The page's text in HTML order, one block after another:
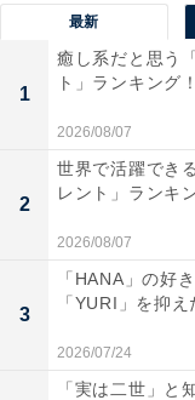
1位は「インプレ
として長年親しま
なサイズ感から、
性能と価格のバラ
代からの支持も高
回答者からは「運
の車として安心し
ているため(30代
格のバランスがい
府)」「スバルと
酷なラリーのイメ
最新
1
癒し系だと思う
ト」ランキング
2026/08/07
2
世界で活躍でき
レント」ランキ
2026/08/07
3
「HANA」の好
「YURI」を抑
2026/07/24
「実は二世」と